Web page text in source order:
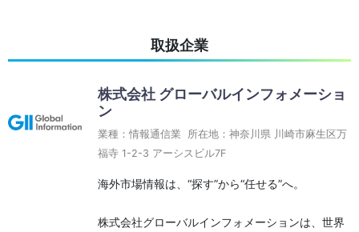
取扱企業
株式会社 グローバルインフォメーショ
ン
業種：情報通信業 所在地：神奈川県 川崎市麻生区万
福寺 1-2-3 アーシスビル7F
海外市場情報は、“探す”から“任せる”へ。
株式会社グローバルインフォメーションは、世界